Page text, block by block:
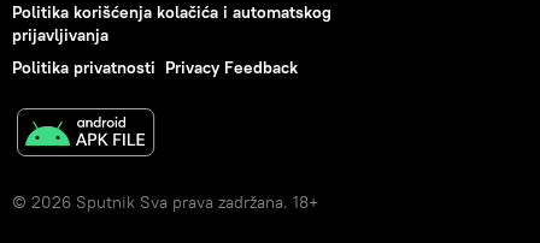
Politika korišćenja kolačića i automatskog
prijavljivanja
Politika privatnosti Privacy Feedback
© 2026 Sputnik Sva prava zadržana. 18+